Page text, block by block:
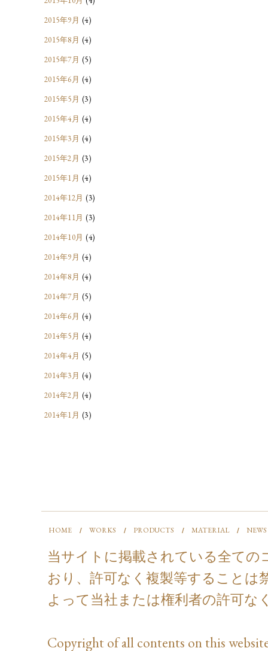
2015年9月 (4)
2015年8月 (4)
2015年7月 (5)
2015年6月 (4)
2015年5月 (3)
2015年4月 (4)
2015年3月 (4)
2015年2月 (3)
2015年1月 (4)
2014年12月 (3)
2014年11月 (3)
2014年10月 (4)
2014年9月 (4)
2014年8月 (4)
2014年7月 (5)
2014年6月 (4)
2014年5月 (4)
2014年4月 (5)
2014年3月 (4)
2014年2月 (4)
2014年1月 (3)
HOME WORKS PRODUCTS MATERIAL NEWS
当サイトに掲載されている全て
おり、許可なく複製等することは
よって当社または権利者の許可
Copyright of all contents on this